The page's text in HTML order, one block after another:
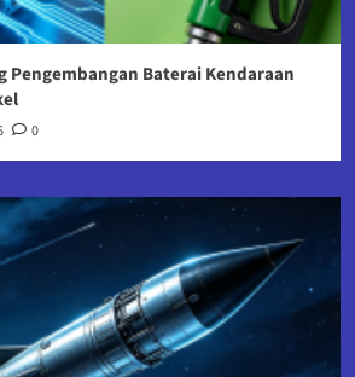
Pengembangan Baterai Kendaraan
0